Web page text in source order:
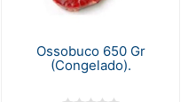
Ossobuco 650 Gr
(Congelado).